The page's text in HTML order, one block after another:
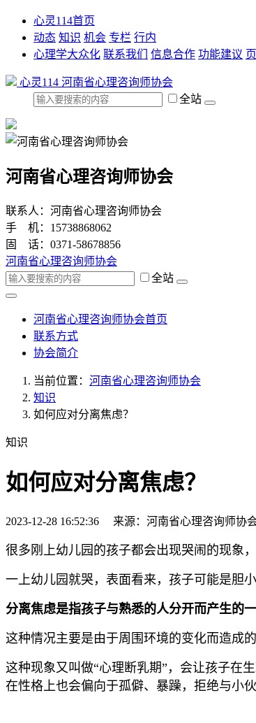
心灵114首页
动态 知识 机会 专栏 行内
心理学大众化 联系我们 信息合作 功能建议
心灵114 河南省心理咨询师协会
全站
河南省心理咨询师协会
联系人：河南省心理咨询师协会
手 机：15738868062
固 话：0371-58678856
河南省心理咨询师协会
全站
河南省心理咨询师协会首页
联系方式
协会简介
当前位置： 河南省心理咨询师协会
知识
如何应对分离焦虑？
知识
如何应对分离焦虑？
2023-12-28 16:52:36 来源：河南省心理咨询师
很多刚上幼儿园的孩子都会出现哭闹的现象
一上幼儿园就哭，表面看来，孩子可能是胆
分离焦虑是指孩子与熟悉的人分开而产生的
这种情况主要是由于周围环境的变化而造成
这种现象又叫做“心理断乳期”，会让孩子在
在性格上也会偏向于孤僻、暴躁，拒绝与小伙